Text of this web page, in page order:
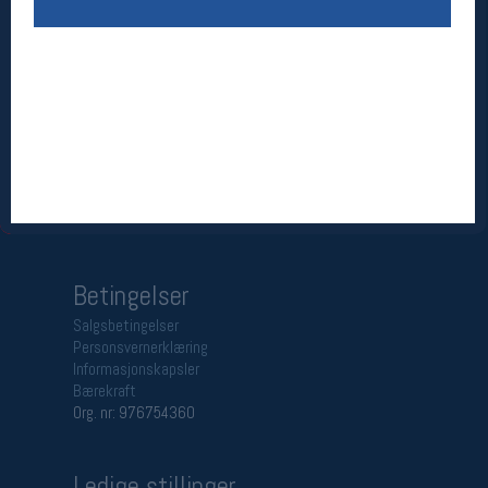
linjen
Betingelser
Salgsbetingelser
Personsvernerklæring
Informasjonskapsler
Bærekraft
Org. nr: 976754360